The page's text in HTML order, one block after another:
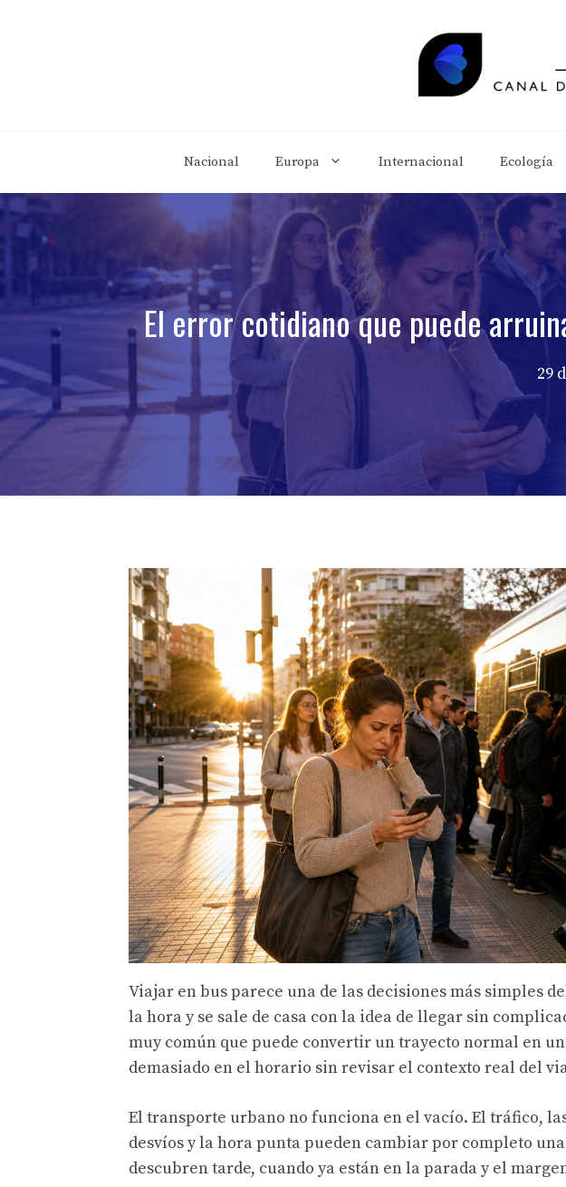
Nacional Europa Internacional Ecología
El error cotidiano que puede
29
Viajar en bus parece una de las decisiones más simples
la hora y se sale de casa con la idea de llegar sin
muy común que puede convertir un trayecto normal en
demasiado en el horario sin revisar el contexto real del
El transporte urbano no funciona en el vacío. El tráfico,
desvíos y la hora punta pueden cambiar por completo
descubren tarde, cuando ya están en la parada y el